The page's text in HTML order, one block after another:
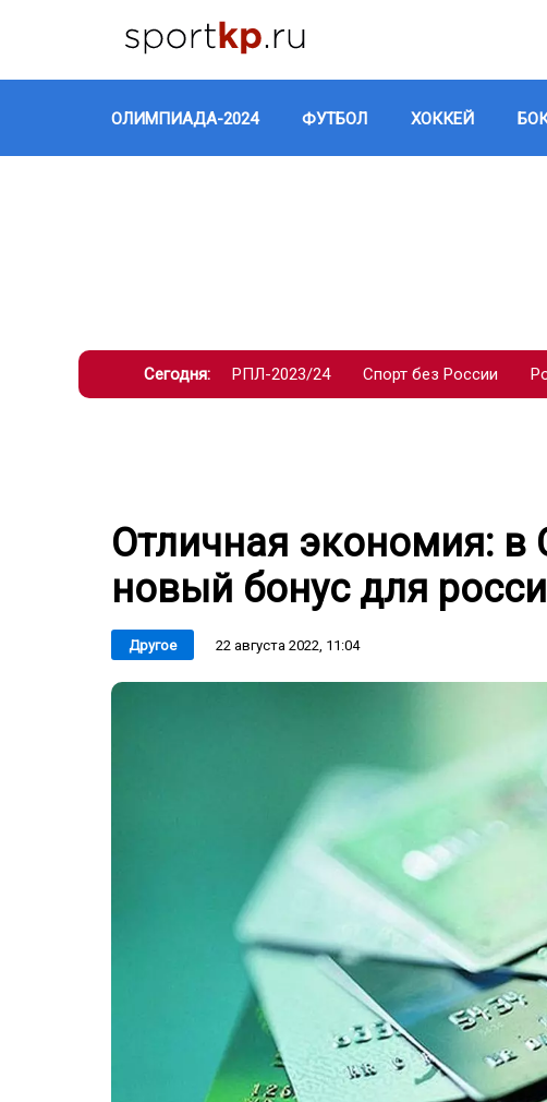
ОЛИМПИАДА-2024 ФУТБОЛ ХОККЕЙ
Сегодня: РПЛ-2023/24 Спорт без России
Отличная экономия: в
новый бонус для
Другое 22 августа 2022, 11:04